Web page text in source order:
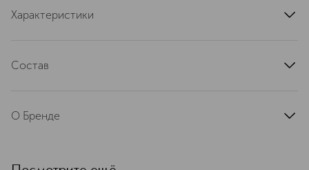
Характеристики
страна производства
эффект
антивозрастной
Состав
METHICONE, BUTYLENE GLYCOL, ISODECYL
О Бренде
Юбером д’Орнано и его женой